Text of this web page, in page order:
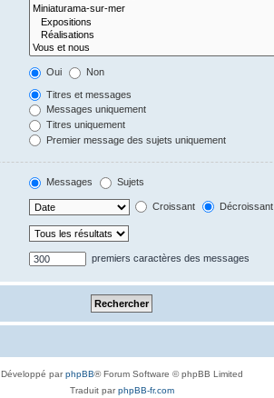
Oui Non
Titres et messages
Messages uniquement
Titres uniquement
Premier message des sujets uniquement
Messages Sujets
Croissant Décroissant
premiers caractères des messages
Développé parphpBB® Forum Software © phpBB Limited
Traduit parphpBB-fr.com